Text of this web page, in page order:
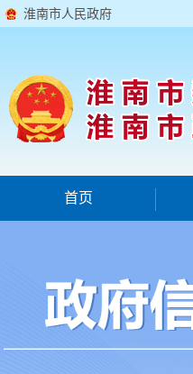
淮南市人民政府
首页